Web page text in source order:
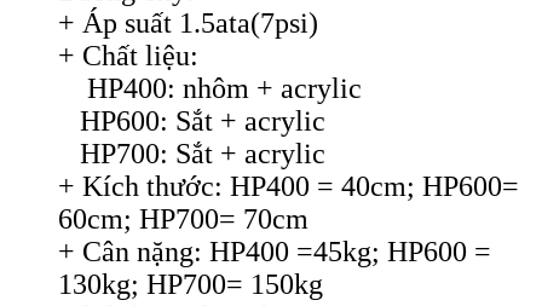
+ Áp suất 1.5ata(7psi)
+ Chất liệu:
HP400: nhôm + acrylic
HP600: Sắt + acrylic
HP700: Sắt + acrylic
+ Kích thước: HP400 = 40cm; HP600=
60cm; HP700= 70cm
+ Cân nặng: HP400 =45kg; HP600 =
130kg; HP700= 150kg